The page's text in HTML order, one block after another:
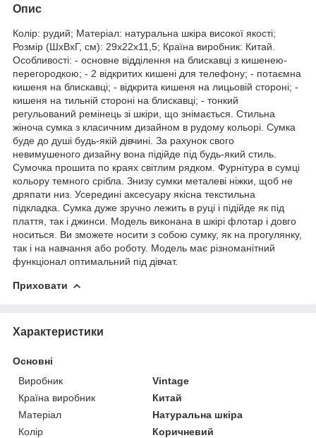
Опис
Колір: рудий; Матеріал: натуральна шкіра високої якості;
Розмір (ШхВхГ, см): 29х22х11,5; Країна виробник: Китай.
Особливості: - основне відділення на блискавці з кишенею-
перегородкою; - 2 відкритих кишені для телефону; - потаємна
кишеня на блискавці; - відкрита кишеня на лицьовій стороні; -
кишеня на тильній стороні на блискавці; - тонкий
регульований ремінець зі шкіри, що знімається. Стильна
жіноча сумка з класичним дизайном в рудому кольорі. Сумка
буде до душі будь-якій дівчині. За рахунок свого
невимушеного дизайну вона підійде під будь-який стиль.
Сумочка прошита по краях світлим рядком. Фурнітура в сумці
кольору темного срібла. Знизу сумки металеві ніжки, щоб не
дряпати низ. Усередині аксесуару якісна текстильна
підкладка. Сумка дуже зручно лежить в руці і підійде як під
плаття, так і джинси. Модель виконана в шкірі флотар і довго
носиться. Ви зможете носити з собою сумку, як на прогулянку,
так і на навчання або роботу. Модель має різноманітний
функціонал оптимальний під дівчат.
Приховати
Характеристики
Основні
Виробник
Vintage
Країна виробник
Китай
Матеріал
Натуральна шкіра
Колір
Коричневий